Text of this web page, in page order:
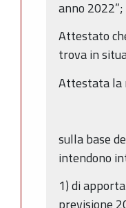
anno 2022”;
Attestato
trova in
Attestata la
sulla base
intendono
1) di